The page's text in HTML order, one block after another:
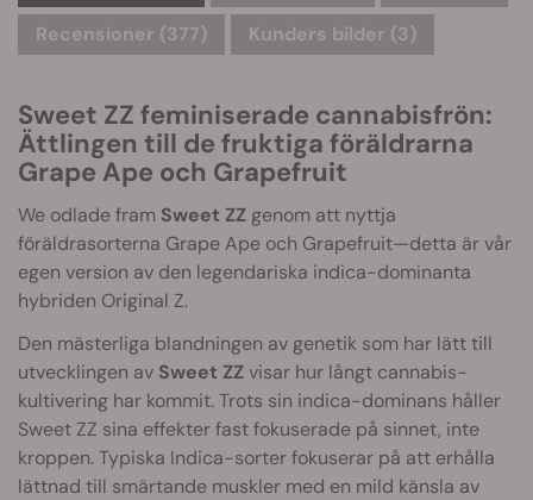
Recensioner (377)
Kunders bilder (3)
Sweet ZZ feminiserade cannabisfrön:
Ättlingen till de fruktiga föräldrarna
Grape Ape och Grapefruit
We odlade fram Sweet ZZ genom att nyttja
föräldrasorterna Grape Ape och Grapefruit—detta är vår
egen version av den legendariska indica-dominanta
hybriden Original Z.
Den mästerliga blandningen av genetik som har lätt till
utvecklingen av Sweet ZZvisar hur långt cannabis-
kultivering har kommit. Trots sin indica-dominans håller
Sweet ZZ sina effekter fast fokuserade på sinnet, inte
kroppen. Typiska Indica-sorter fokuserar på att erhålla
lättnad till smärtande muskler med en mild känsla av